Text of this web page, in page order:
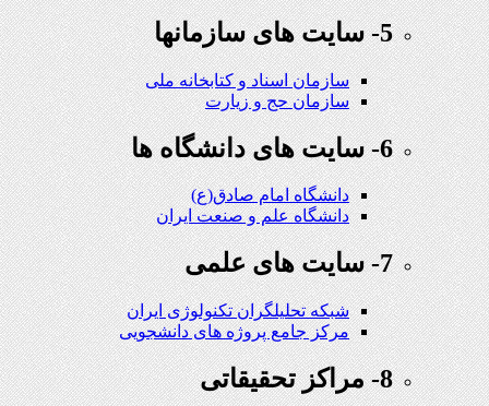
5- سایت های سازمانها
سازمان اسناد و کتابخانه ملی
سازمان حج و زیارت
6- سایت های دانشگاه ها
دانشگاه امام صادق(ع)
دانشگاه علم و صنعت ایران
7- سایت های علمی
شبکه تحلیلگران تکنولوژی ایران
مرکز جامع پروژه های دانشجویی
8- مراکز تحقیقاتی